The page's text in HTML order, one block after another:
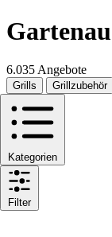
6.035 Angebote
Grills Grillzubehör
Kategorien
Filter